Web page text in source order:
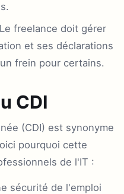
Le freelance doit gérer
et ses déclarations
frein pour certains.
CDI
(CDI) est synonyme
pourquoi cette
de l'IT :
sécurité de l'emploi